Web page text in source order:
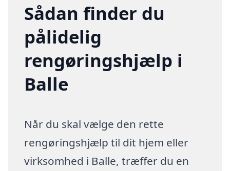
Sådan finder du
pålidelig
rengøringshjælp i
Balle
Når du skal vælge den rette
rengøringshjælp til dit hjem eller
virksomhed i Balle, træffer du en